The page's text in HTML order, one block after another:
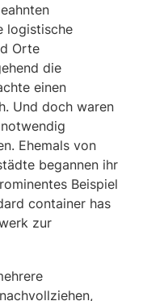
logistische
Orte
die
einen
Und doch waren
Ehemals von
begannen ihr
Beispiel
container has
zur